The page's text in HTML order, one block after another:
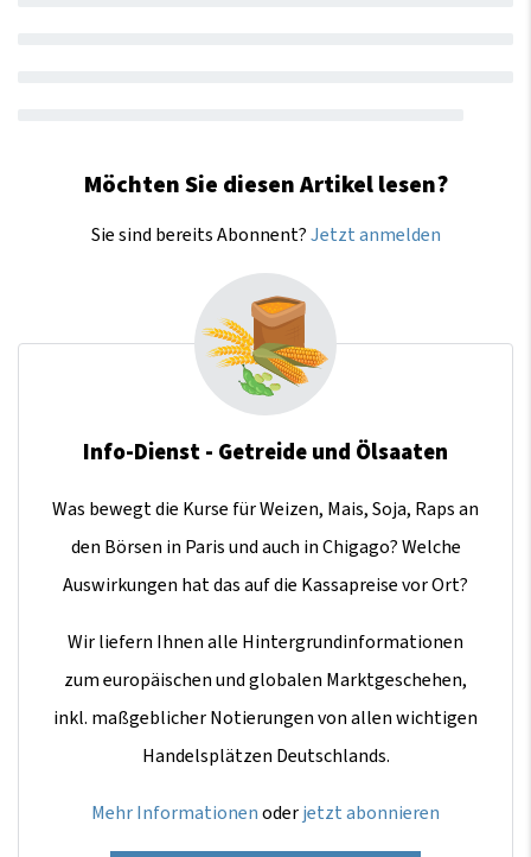
Möchten Sie diesen Artikel lesen?
Sie sind bereits Abonnent?Jetzt anmelden
Info-Dienst - Getreide und Ölsaaten
Was bewegt die Kurse für Weizen, Mais, Soja, Raps an
den Börsen in Paris und auch in Chigago? Welche
Auswirkungen hat das auf die Kassapreise vor Ort?
Wir liefern Ihnen alle Hintergrundinformationen
zum europäischen und globalen Marktgeschehen,
inkl. maßgeblicher Notierungen von allen wichtigen
Handelsplätzen Deutschlands.
Mehr Informationenoderjetzt abonnieren